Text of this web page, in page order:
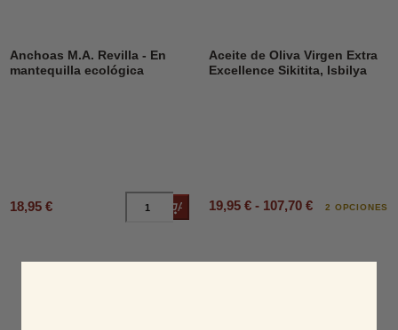
Anchoas M.A. Revilla - En
mantequilla ecológica
18,95 € Añadir al carrito
Aceite de Oliva Virgen Extra
Excellence Sikitita, Isbilya
19,95 € - 107,70 € 2 OPCIONES